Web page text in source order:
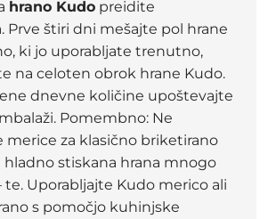
hrano Kudo preidite
Prve štiri dni mešajte pol hrane
ki jo uporabljate trenutno,
na celoten obrok hrane Kudo.
dnevne količine upoštevajte
Pomembno: Ne
merice za klasično briketirano
hladno stiskana hrana mnogo
te. Uporabljajte Kudo merico ali
s pomočjo kuhinjske